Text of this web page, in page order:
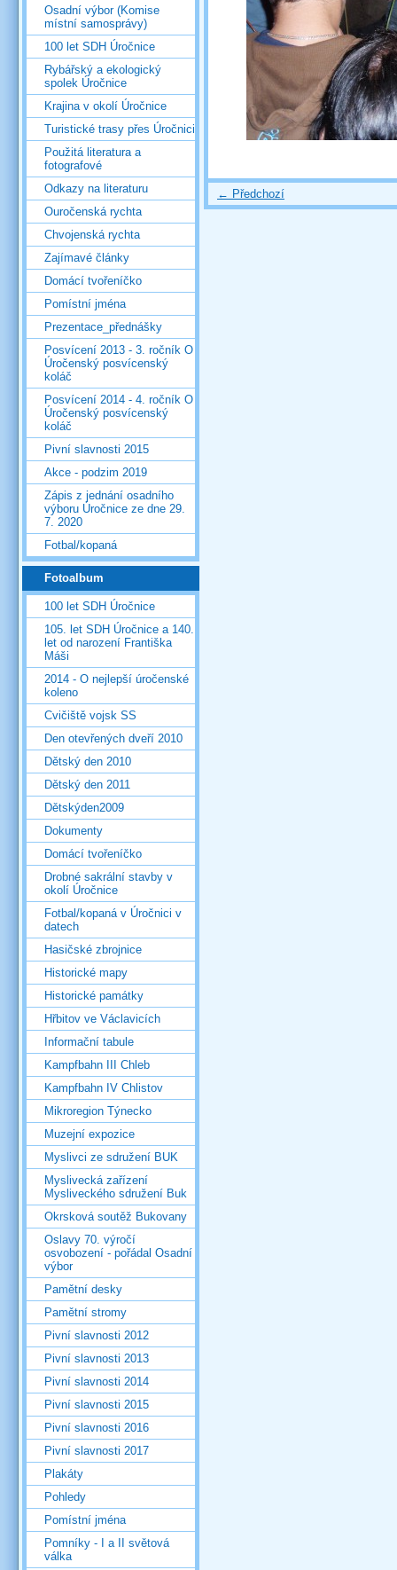
← Předchozí
Osadní výbor (Komise
místní samosprávy)
100 let SDH Úročnice
Rybářský a ekologický
spolek Úročnice
Krajina v okolí Úročnice
Turistické trasy přes Úročnici
Použitá literatura a
fotografové
Odkazy na literaturu
Ouročenská rychta
Chvojenská rychta
Zajímavé články
Domácí tvořeníčko
Pomístní jména
Prezentace_přednášky
Posvícení 2013 - 3. ročník O
Úročenský posvícenský
koláč
Posvícení 2014 - 4. ročník O
Úročenský posvícenský
koláč
Pivní slavnosti 2015
Akce - podzim 2019
Zápis z jednání osadního
výboru Úročnice ze dne 29.
7. 2020
Fotbal/kopaná
Fotoalbum
100 let SDH Úročnice
105. let SDH Úročnice a 140.
let od narození Františka
Máši
2014 - O nejlepší úročenské
koleno
Cvičiště vojsk SS
Den otevřených dveří 2010
Dětský den 2010
Dětský den 2011
Dětskýden2009
Dokumenty
Domácí tvořeníčko
Drobné sakrální stavby v
okolí Úročnice
Fotbal/kopaná v Úročnici v
datech
Hasičské zbrojnice
Historické mapy
Historické památky
Hřbitov ve Václavicích
Informační tabule
Kampfbahn III Chleb
Kampfbahn IV Chlistov
Mikroregion Týnecko
Muzejní expozice
Myslivci ze sdružení BUK
Myslivecká zařízení
Mysliveckého sdružení Buk
Okrsková soutěž Bukovany
Oslavy 70. výročí
osvobození - pořádal Osadní
výbor
Pamětní desky
Pamětní stromy
Pivní slavnosti 2012
Pivní slavnosti 2013
Pivní slavnosti 2014
Pivní slavnosti 2015
Pivní slavnosti 2016
Pivní slavnosti 2017
Plakáty
Pohledy
Pomístní jména
Pomníky - I a II světová
válka